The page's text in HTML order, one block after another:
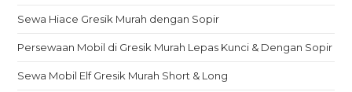
Sewa Hiace Gresik Murah dengan Sopir
Persewaan Mobil di Gresik Murah Lepas Kunci & Dengan Sopir
Sewa Mobil Elf Gresik Murah Short & Long